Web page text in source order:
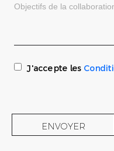
J'accepte les
ENVOYER